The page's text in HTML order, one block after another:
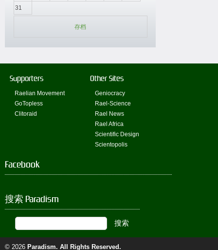
31
存档
Supporters
Raelian Movement
GoTopless
Clitoraid
Other Sites
Geniocracy
Rael-Science
Rael News
Rael Africa
Scientific Design
Scientopolis
Facebook
搜索 Paradism
© 2026 Paradism. All Rights Reserved.